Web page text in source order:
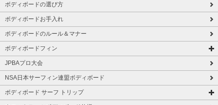
ボディボードの選び方
ボディボードお手入れ
ボディボードのルール＆マナー
ボディボードフィン
JPBAプロ大会
NSA日本サーフィン連盟ボディボード
ボディボード サーフ トリップ